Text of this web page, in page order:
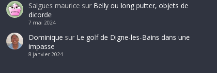
Salgues maurice sur Belly ou long putter, objets de
dicorde
7 mai 2024
Dominique sur Le golf de Digne-les-Bains dans une
impasse
8 janvier 2024